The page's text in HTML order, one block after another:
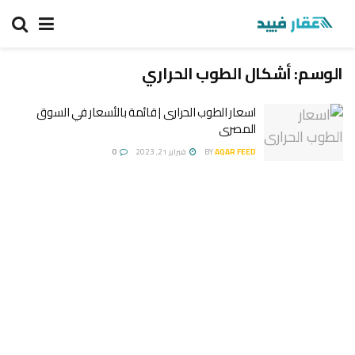
الوسم:أشكال الطوب الحراري
اسعار الطوب الحرارى | قائمة بالأسعار في السوق
المصرى
BYAQAR FEED فبراير 21, 2023